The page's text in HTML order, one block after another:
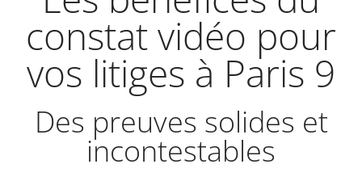
constat vidéo pour
vos litiges à Paris 9
Des preuves solides et
incontestables